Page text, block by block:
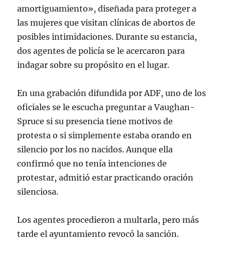
amortiguamiento», diseñada para proteger a
las mujeres que visitan clínicas de abortos de
posibles intimidaciones. Durante su estancia,
dos agentes de policía se le acercaron para
indagar sobre su propósito en el lugar.
En una grabación difundida por ADF, uno de los
oficiales se le escucha preguntar a Vaughan-
Spruce si su presencia tiene motivos de
protesta o si simplemente estaba orando en
silencio por los no nacidos. Aunque ella
confirmó que no tenía intenciones de
protestar, admitió estar practicando oración
silenciosa.
Los agentes procedieron a multarla, pero más
tarde el ayuntamiento revocó la sanción.